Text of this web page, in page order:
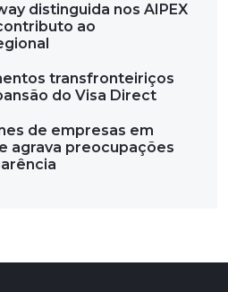
distinguida nos AIPEX
ao
transfronteiriços
do Visa Direct
de empresas em
agrava preocupações